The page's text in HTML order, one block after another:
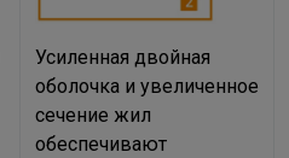
Усиленная двойная
оболочка и увеличенное
сечение жил
обеспечивают